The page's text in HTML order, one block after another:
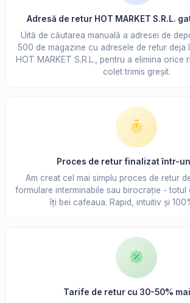
Adresă de retur HOT MARKET S.R.L.
Uită de căutarea manuală a adresei de
500 de magazine cu adresele de retur deja
HOT MARKET S.R.L., pentru a elimina orice
colet trimis greșit.
Proces de retur finalizat într-
Am creat cel mai simplu proces de retur
formulare interminabile sau birocrație - totul
îți bei cafeaua. Rapid, intuitiv și
Tarife de retur cu 30-50%